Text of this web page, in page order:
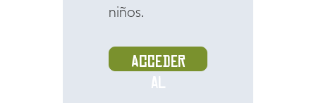
niños.
Acceder
al